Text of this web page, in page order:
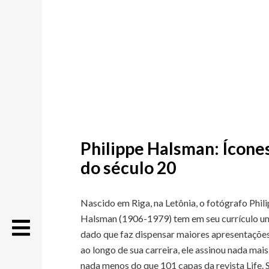
Philippe Halsman:
do século 20
Nascido em Riga, na Letônia, o fotógrafo
Halsman (1906-1979) tem em seu currículo
dado que faz dispensar maiores
ao longo de sua carreira, ele assinou nada mais,
nada menos do que 101 capas da revista Life.